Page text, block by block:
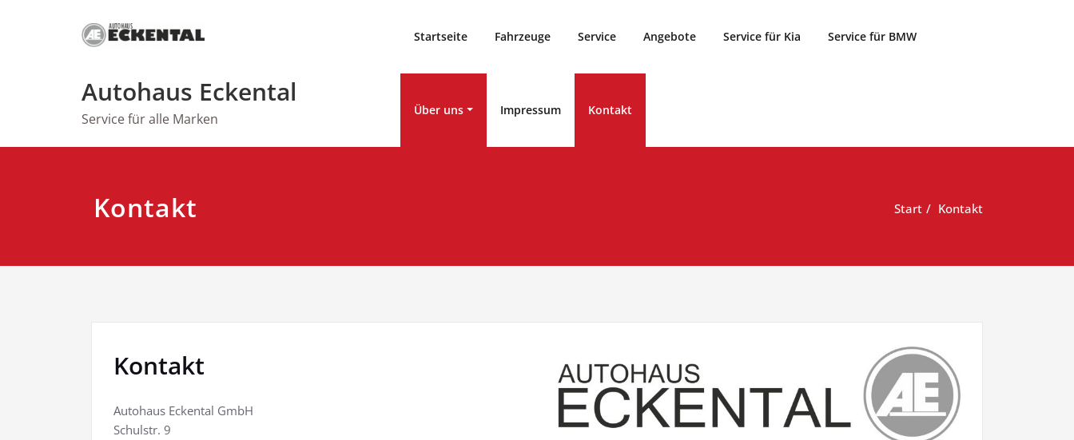
Autohaus Eckental
Service für alle Marken
Startseite Fahrzeuge Service Angebote Service für Kia Service für BMW
Über uns Impressum Kontakt
Kontakt Start Kontakt
Kontakt
Autohaus Eckental GmbH
Schulstr. 9